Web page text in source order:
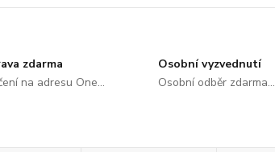
zdarma
na adresu One...
Osobní vyzvednutí
Osobní odběr zdarma...